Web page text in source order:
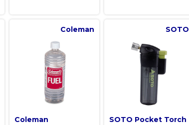
Coleman
Coleman
SOTO
SOTO Pocket Torch